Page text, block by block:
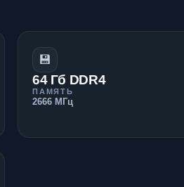
💾
64 Гб DDR4
ПАМЯТЬ
2666 МГц